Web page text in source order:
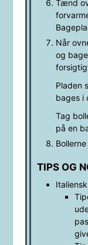
Tænd
Når
og
Pladen
bages i
Tag
på en
TIPS OG